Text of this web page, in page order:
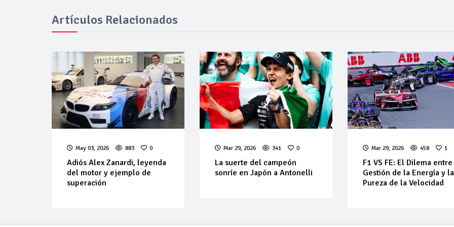
Artículos Relacionados
May 03, 2026 883 0
Adiós Alex Zanardi, leyenda
del motor y ejemplo de
superación
Mar 29, 2026 341 0
La suerte del campeón
sonríe en Japón a Antonelli
Mar 29, 2026 458 1
F1 VS FE: El Dilema
Gestión de la Energía y la
Pureza de la Velocidad